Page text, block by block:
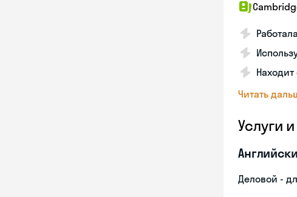
Читать
Услуги
Деловой -